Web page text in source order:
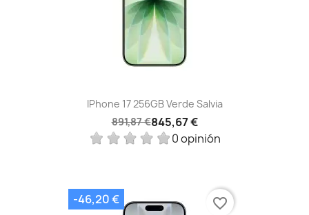
IPhone 17 256GB Verde Salvia
891,87 €845,67 €
0 opinión
-46,20 € favorite_border